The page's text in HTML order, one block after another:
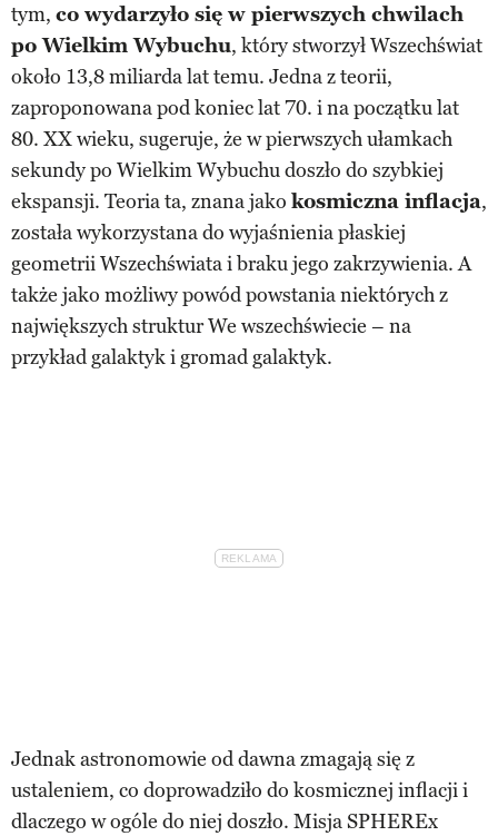
tym, co wydarzyło się w pierwszych chwilach
po Wielkim Wybuchu, który stworzył Wszechświat
około 13,8 miliarda lat temu. Jedna z teorii,
zaproponowana pod koniec lat 70. i na początku lat
80. XX wieku, sugeruje, że w pierwszych ułamkach
sekundy po Wielkim Wybuchu doszło do szybkiej
ekspansji. Teoria ta, znana jako kosmiczna inflacja,
została wykorzystana do wyjaśnienia płaskiej
geometrii Wszechświata i braku jego zakrzywienia. A
także jako możliwy powód powstania niektórych z
największych struktur We wszechświecie – na
przykład galaktyk i gromad galaktyk.
Jednak astronomowie od dawna zmagają się z
ustaleniem, co doprowadziło do kosmicznej inflacji i
dlaczego w ogóle do niej doszło. Misja SPHEREx